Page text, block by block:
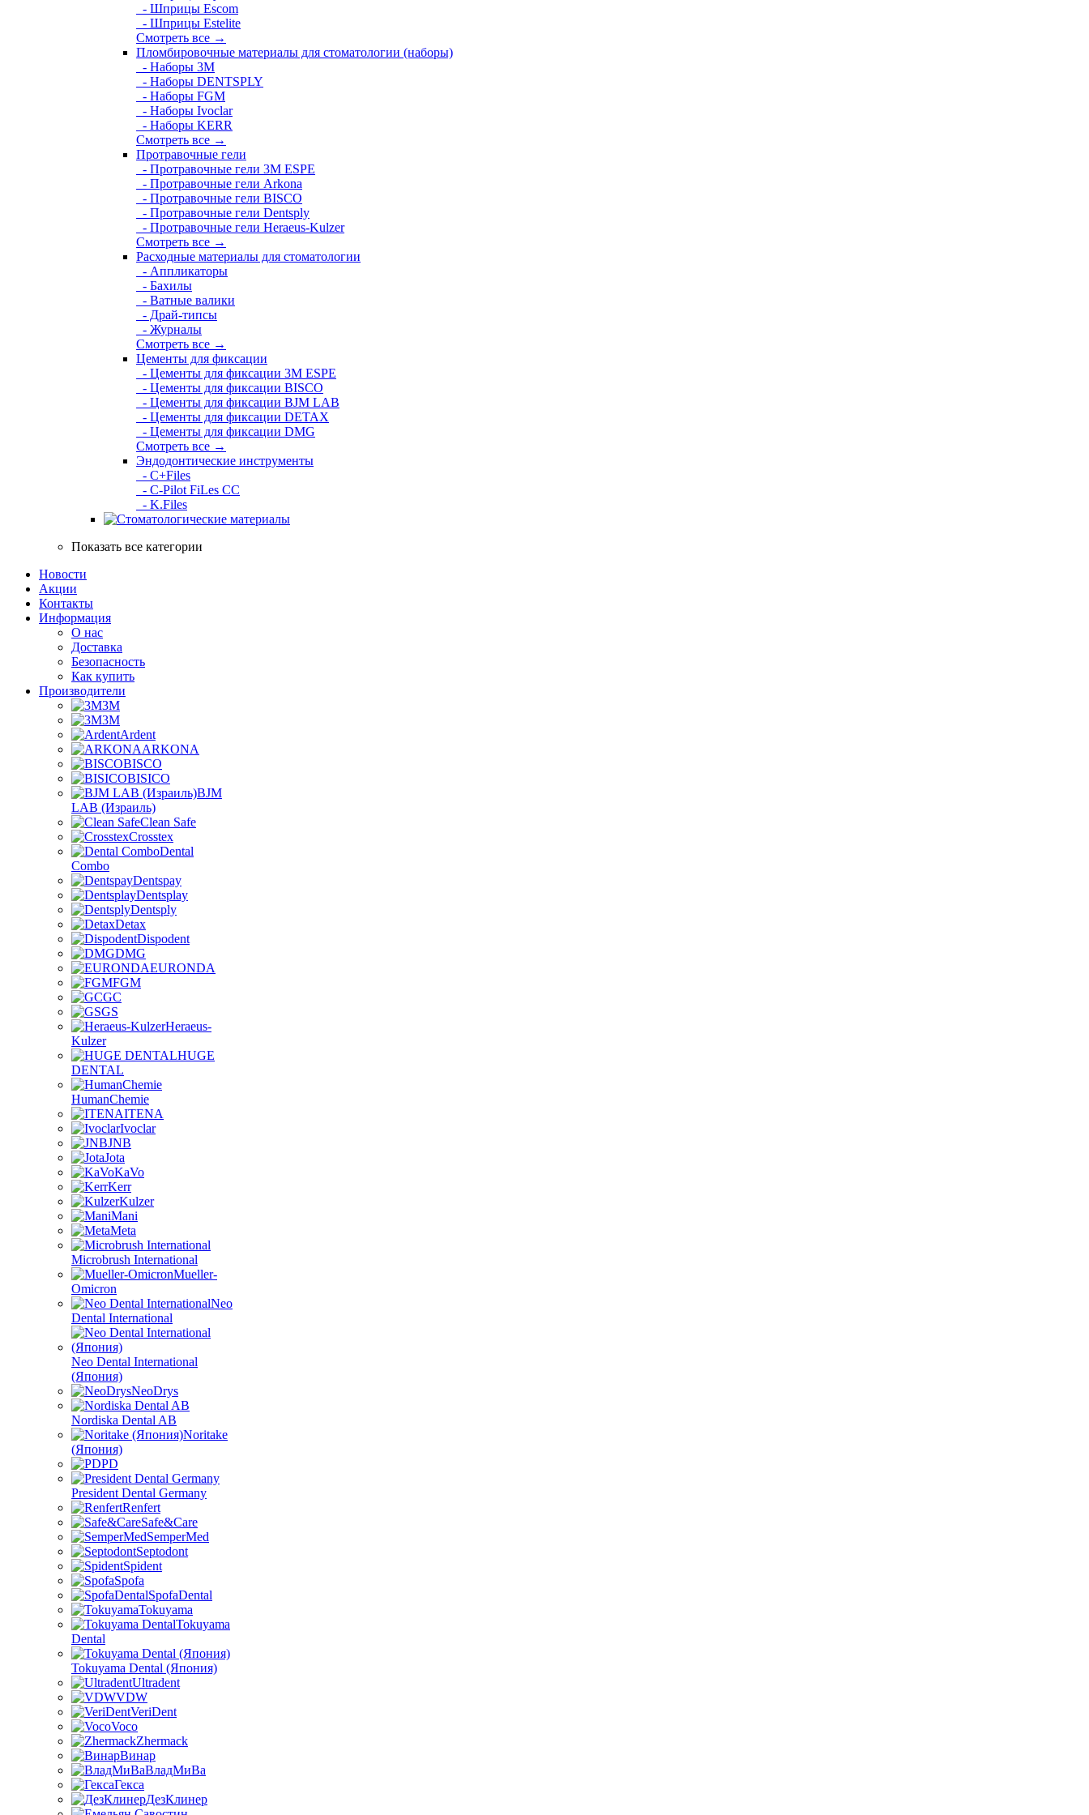
- Шприцы Escom
- Шприцы Estelite
Смотреть все →
Пломбировочные материалы для стоматологии (наборы)
- Наборы 3М
- Наборы DENTSPLY
- Наборы FGM
- Наборы Ivoclar
- Наборы KERR
Смотреть все →
Протравочные гели
- Протравочные гели 3М ESPE
- Протравочные гели Arkona
- Протравочные гели BISCO
- Протравочные гели Dentsply
- Протравочные гели Heraeus-Kulzer
Смотреть все →
Расходные материалы для стоматологии
- Аппликаторы
- Бахилы
- Ватные валики
- Драй-типсы
- Журналы
Смотреть все →
Цементы для фиксации
- Цементы для фиксации 3M ESPE
- Цементы для фиксации BISCO
- Цементы для фиксации BJM LAB
- Цементы для фиксации DETAX
- Цементы для фиксации DMG
Смотреть все →
Эндодонтические инструменты
- C+Files
- C-Pilot FiLes CC
- K.Files
Показать все категории
Новости
Акции
Контакты
Информация
О нас
Доставка
Безопасность
Как купить
Производители
3M
3М
Ardent
ARKONA
BISCO
BISICO
BJM
LAB (Израиль)
Clean Safe
Crosstex
Dental
Combo
Dentspay
Dentsplay
Dentsply
Detax
Dispodent
DMG
EURONDA
FGM
GC
GS
Heraeus-
Kulzer
HUGE
DENTAL
HumanChemie
ITENA
Ivoclar
JNB
Jota
KaVo
Kerr
Kulzer
Mani
Meta
Microbrush International
Mueller-
Omicron
Neo
Dental International
Neo Dental International
(Япония)
NeoDrys
Nordiska Dental AB
Noritake
(Япония)
PD
President Dental Germany
Renfert
Safe&Care
SemperMed
Septodont
Spident
Spofa
SpofaDental
Tokuyama
Tokuyama
Dental
Tokuyama Dental (Япония)
Ultradent
VDW
VeriDent
Voco
Zhermack
Винар
ВладМиВа
Гекса
ДезКлинер